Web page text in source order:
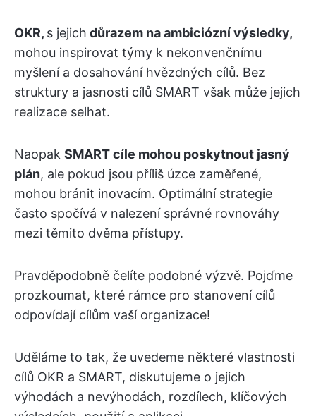
OKR, s jejich důrazem na ambiciózní výsledky,
mohou inspirovat týmy k nekonvenčnímu
myšlení a dosahování hvězdných cílů. Bez
struktury a jasnosti cílů SMART však může jejich
realizace selhat.
Naopak SMART cíle mohou poskytnout jasný
plán, ale pokud jsou příliš úzce zaměřené,
mohou bránit inovacím. Optimální strategie
často spočívá v nalezení správné rovnováhy
mezi těmito dvěma přístupy.
Pravděpodobně čelíte podobné výzvě. Pojďme
prozkoumat, které rámce pro stanovení cílů
odpovídají cílům vaší organizace!
Uděláme to tak, že uvedeme některé vlastnosti
cílů OKR a SMART, diskutujeme o jejich
výhodách a nevýhodách, rozdílech, klíčových